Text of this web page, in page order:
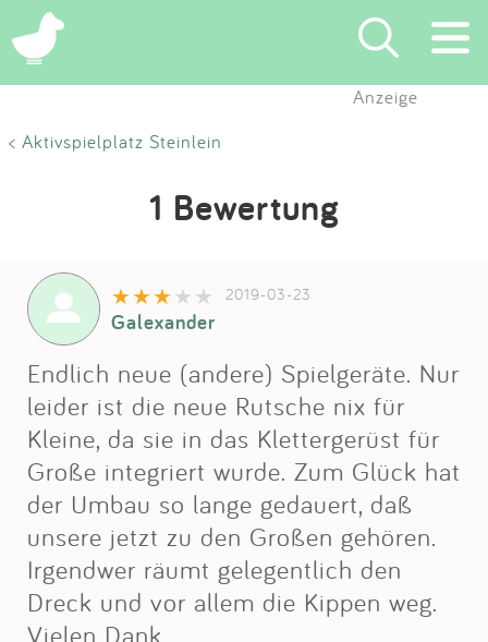
Suchen
Eintragen
Partner
Kontakt
Impressum
Anmelden
Anzeige
< Aktivspielplatz Steinlein
1 Bewertung
2019-03-23
Galexander
Endlich neue (andere) Spielgeräte. Nur
leider ist die neue Rutsche nix für
Kleine, da sie in das Klettergerüst für
Große integriert wurde. Zum Glück hat
der Umbau so lange gedauert, daß
unsere jetzt zu den Großen gehören.
Irgendwer räumt gelegentlich den
Dreck und vor allem die Kippen weg.
Vielen Dank.